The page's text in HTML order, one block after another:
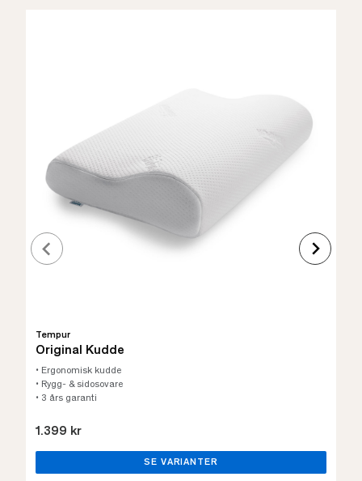
Tempur
Original Kudde
• Ergonomisk kudde
• Rygg- & sidosovare
• 3 års garanti
1.399 kr
SE VARIANTER